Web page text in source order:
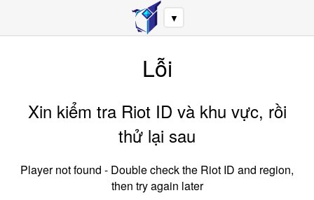
▼
Lỗi
Xin kiểm tra Riot ID và khu vực, rồi
thử lại sau
Player not found - Double check the Riot ID and region,
then try again later